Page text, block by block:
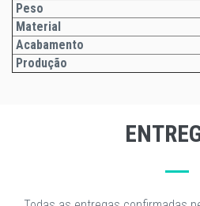
Peso
Material
Acabamento
Produção